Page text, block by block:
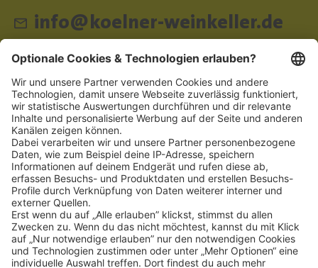
info@koelner-weinkeller.de
Schnellzugriff
ZAHLUNGSMETHODEN
SOCIAL
NEWSLETTER
BESUCHEN SIE UNS